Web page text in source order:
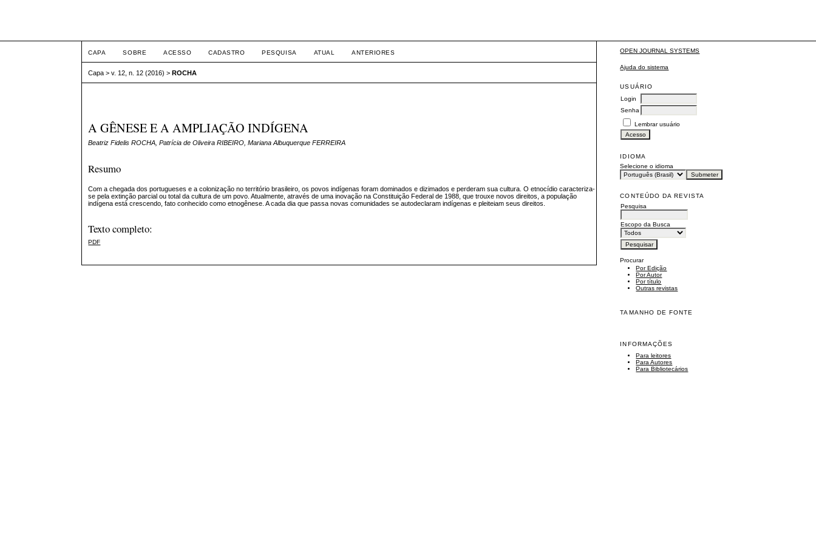
OPEN JOURNAL SYSTEMS
Ajuda do sistema
USUÁRIO
Login
Senha
Lembrar usuário
IDIOMA
Selecione o idioma
CONTEÚDO DA REVISTA
Pesquisa
Escopo da Busca
Procurar
Por Edição
Por Autor
Por título
Outras revistas
TAMANHO DE FONTE
INFORMAÇÕES
Para leitores
Para Autores
Para Bibliotecários
CAPA SOBRE ACESSO CADASTRO PESQUISA ATUAL ANTERIORES
Capa >v. 12, n. 12 (2016) >ROCHA
A GÊNESE E A AMPLIAÇÃO INDÍGENA
Beatriz Fidelis ROCHA, Patrícia de Oliveira RIBEIRO, Mariana Albuquerque FERREIRA
Resumo
Com a chegada dos portugueses e a colonização no território brasileiro, os povos indígenas foram dominados e dizimados e perderam sua cultura. O etnocídio caracteriza-
se pela extinção parcial ou total da cultura de um povo. Atualmente, através de uma inovação na Constituição Federal de 1988, que trouxe novos direitos, a população
indígena está crescendo, fato conhecido como etnogênese. A cada dia que passa novas comunidades se autodeclaram indígenas e pleiteiam seus direitos.
Texto completo:
PDF